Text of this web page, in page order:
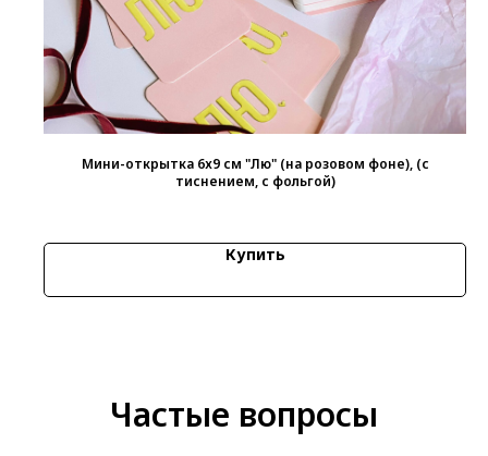
Мини-открытка 6х9 см "Лю" (на розовом фоне), (с
тиснением, с фольгой)
Купить
Частые вопросы